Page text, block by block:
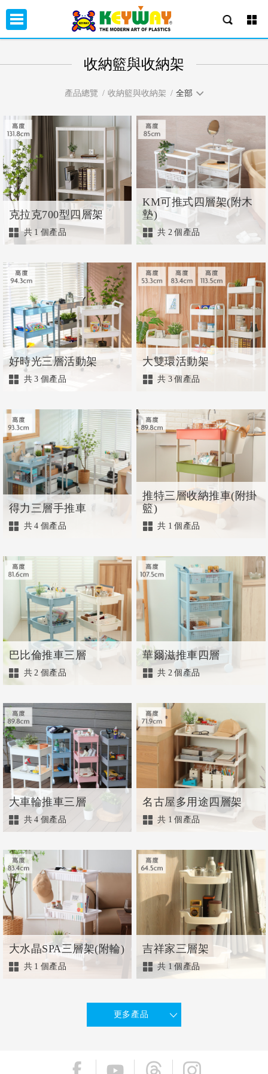
收納籃與收納架
產品總覽 收納籃與收納架 全部
克拉克700型四層架
共 1 個產品
KM可推式四層架(附木
墊)
共 2 個產品
好時光三層活動架
共 3 個產品
大雙環活動架
共 3 個產品
得力三層手推車
共 4 個產品
推特三層收納推車(附掛
籃)
共 1 個產品
巴比倫推車三層
共 2 個產品
華爾滋推車四層
共 2 個產品
大車輪推車三層
共 4 個產品
名古屋多用途四層架
共 1 個產品
大水晶SPA三層架(附輪)
共 1 個產品
吉祥家三層架
共 1 個產品
更多產品